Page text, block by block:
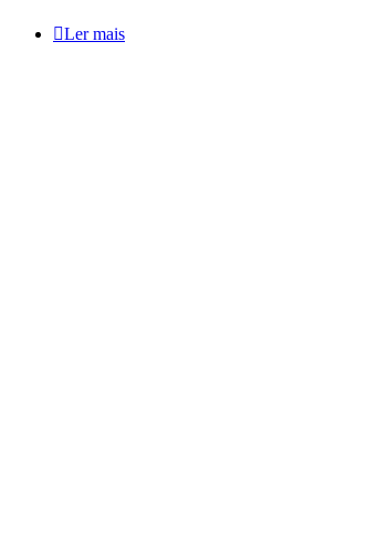
Ler mais